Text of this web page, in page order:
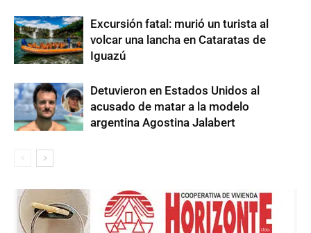
Excursión fatal: murió un turista al
volcar una lancha en Cataratas de
Iguazú
Detuvieron en Estados Unidos al
acusado de matar a la modelo
argentina Agostina Jalabert